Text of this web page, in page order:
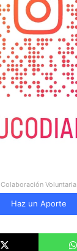
Colaboración Voluntaria
Haz un Aporte